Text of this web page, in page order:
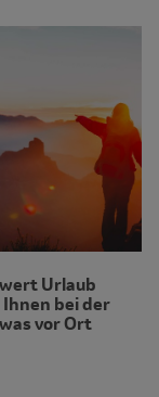
Urlaub
bei der
vor Ort